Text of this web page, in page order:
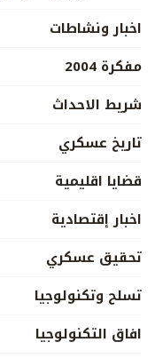
اخبار ونشاطات
مفكرة 2004
شريط الاحداث
تاريخ عسكري
قضايا اقليمية
اخبار إقتصادية
تحقيق عسكري
تسلح وتكنولوجيا
افاق التكنولوجيا